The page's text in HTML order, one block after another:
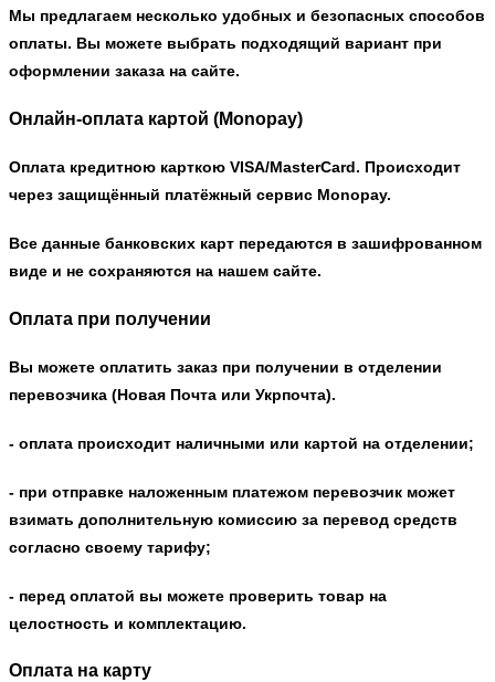
Мы предлагаем несколько удобных и безопасных способов
оплаты. Вы можете выбрать подходящий вариант при
оформлении заказа на сайте.
Онлайн-оплата картой (Monopay)
Оплата кредитною карткою VISA/MasterCard. Происходит
через защищённый платёжный сервис Monopay.
Все данные банковских карт передаются в зашифрованном
виде и не сохраняются на нашем сайте.
Оплата при получении
Вы можете оплатить заказ при получении в отделении
перевозчика (Новая Почта или Укрпочта).
- оплата происходит наличными или картой на отделении;
- при отправке наложенным платежом перевозчик может
взимать дополнительную комиссию за перевод средств
согласно своему тарифу;
- перед оплатой вы можете проверить товар на
целостность и комплектацию.
Оплата на карту